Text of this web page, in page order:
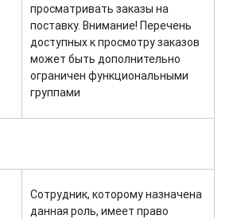
просматривать заказы на
поставку. Внимание! Перечень
доступных к просмотру заказов
может быть дополнительно
ограничен функциональными
группами
Сотрудник, которому назначена
данная роль, имеет право